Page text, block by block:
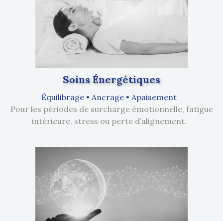
Soins Énergétiques
Équilibrage • Ancrage • Apaisement
Pour les périodes de surcharge émotionnelle, fatigue
intérieure, stress ou perte d’alignement.